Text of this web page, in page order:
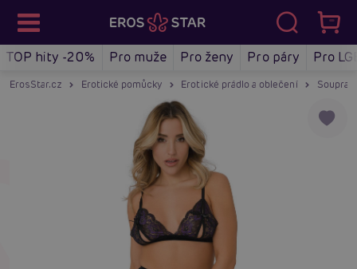
TOP hity -20% Pro muže Pro ženy Pro páry Pro
ErosStar.cz Erotické pomůcky Erotické prádlo a oblečení